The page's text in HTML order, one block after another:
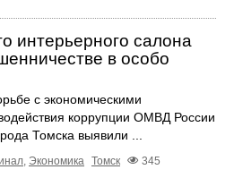
интерьерного салона
в особо
с экономическими
коррупции ОМВД России
Томска выявили ...
, Экономика Томск
345